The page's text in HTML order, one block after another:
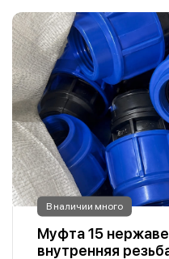
В наличии много
Муфта 15
внутренняя